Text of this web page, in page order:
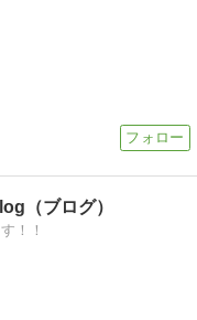
（ブログ）
！！